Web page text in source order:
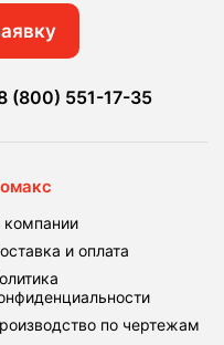
(800) 551-17-35
и оплата
по чертежам